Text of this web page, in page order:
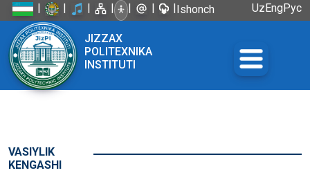
| | | | | | |Ishonch
UzEngРус
JIZZAX
POLITEXNIKA
INSTITUTI
VASIYLIK
KENGASHI